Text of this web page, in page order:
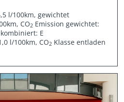
l/100km, gewichtet
CO2 Emission gewichtet:
E
l/100km, CO2 Klasse entladen